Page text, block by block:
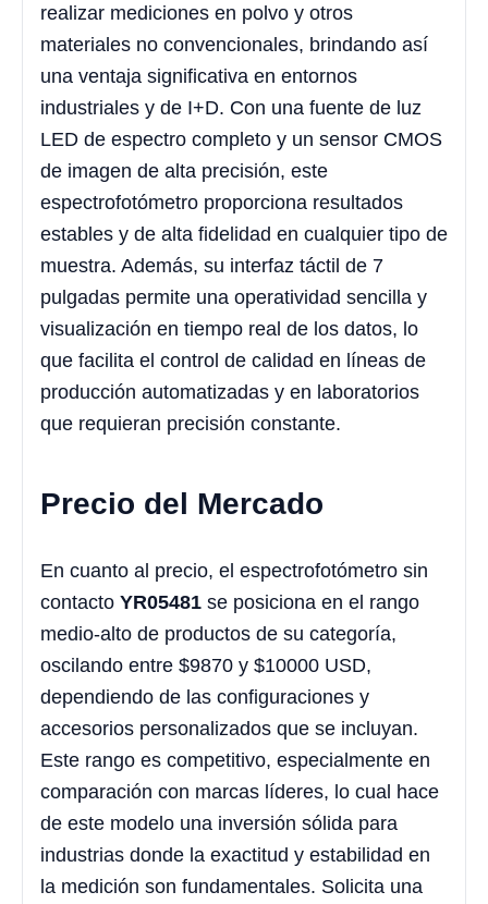
realizar mediciones en polvo y otros
materiales no convencionales, brindando así
una ventaja significativa en entornos
industriales y de I+D. Con una fuente de luz
LED de espectro completo y un sensor CMOS
de imagen de alta precisión, este
espectrofotómetro proporciona resultados
estables y de alta fidelidad en cualquier tipo de
muestra. Además, su interfaz táctil de 7
pulgadas permite una operatividad sencilla y
visualización en tiempo real de los datos, lo
que facilita el control de calidad en líneas de
producción automatizadas y en laboratorios
que requieran precisión constante.
Precio del Mercado
En cuanto al precio, el espectrofotómetro sin
contacto YR05481 se posiciona en el rango
medio-alto de productos de su categoría,
oscilando entre $9870 y $10000 USD,
dependiendo de las configuraciones y
accesorios personalizados que se incluyan.
Este rango es competitivo, especialmente en
comparación con marcas líderes, lo cual hace
de este modelo una inversión sólida para
industrias donde la exactitud y estabilidad en
la medición son fundamentales. Solicita una